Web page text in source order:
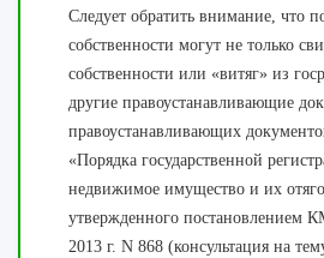
Следует обратить внимание, что
собственности могут не только
собственности или «витяг» из
другие правоустанавливающие
правоустанавливающих
«Порядка государственной
недвижимое имущество и их
утвержденного постановлением
2013 г. N 868 (консультация на